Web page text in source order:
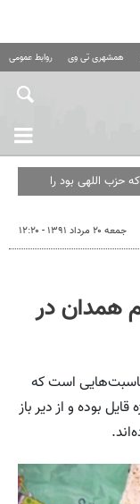
همشهری تی وی روابط عمومی
حزب اللهی بود را
جمعه ۲۰ مرداد ۱۳۹۱ - ۱۲:۲۰
همدان در
است که
بوده و از دیر باز